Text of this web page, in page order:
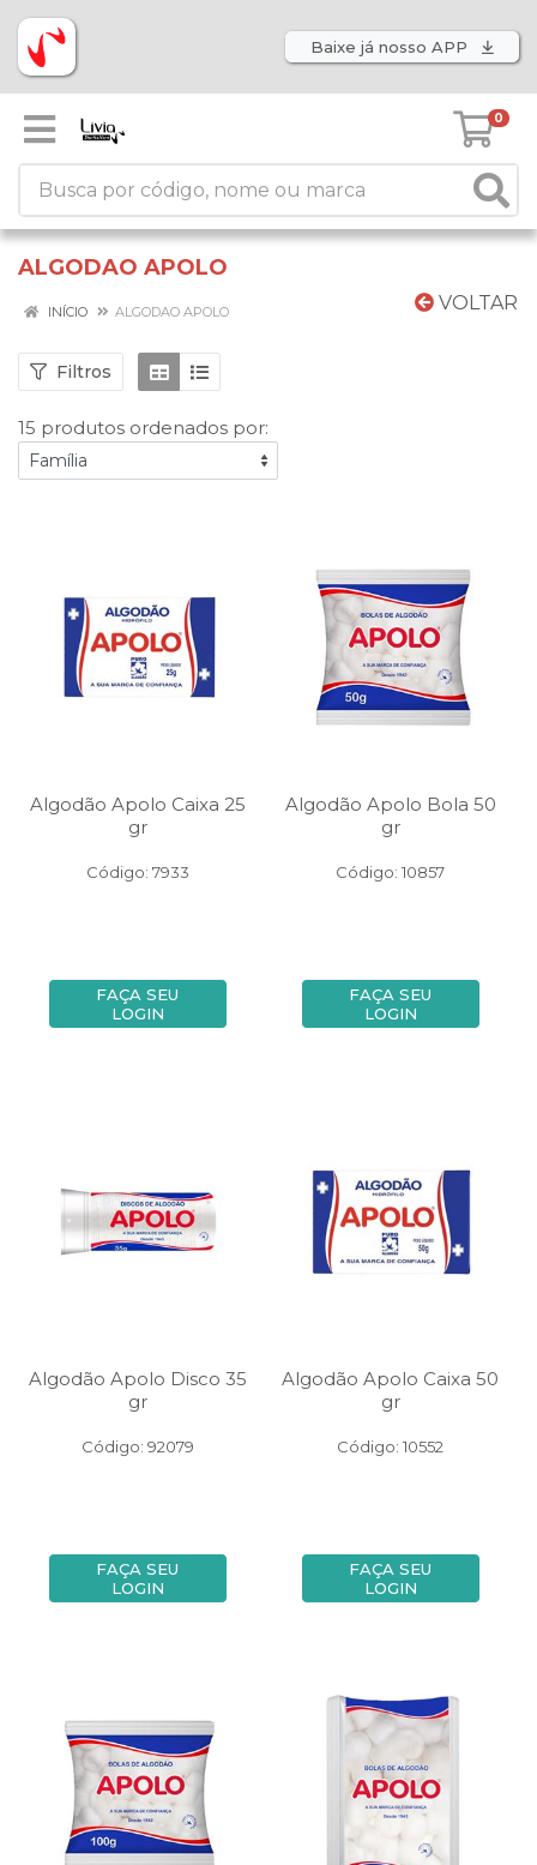
Baixe já nosso APP
0
ALGODAO APOLO
VOLTAR
INÍCIO ALGODAO APOLO
Filtros
15 produtos ordenados por:
Algodão Apolo Caixa 25
gr
Código: 7933
FAÇA SEU
LOGIN
Algodão Apolo Bola 50
gr
Código: 10857
FAÇA SEU
LOGIN
Algodão Apolo Disco 35
gr
Código: 92079
FAÇA SEU
LOGIN
Algodão Apolo Caixa 50
gr
Código: 10552
FAÇA SEU
LOGIN